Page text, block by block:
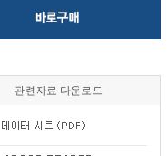
관련자료 다운로드